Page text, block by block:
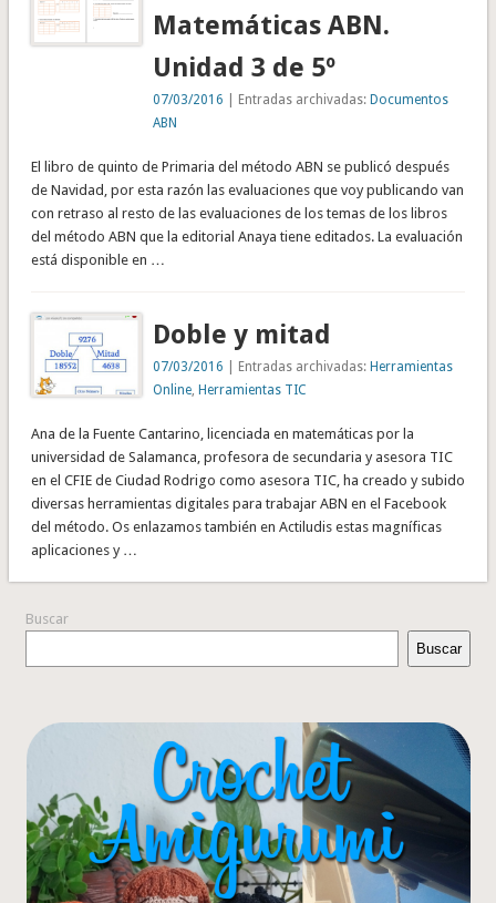
Matemáticas ABN.
Unidad 3 de 5º
07/03/2016 | Entradas archivadas:Documentos
ABN
El libro de quinto de Primaria del método ABN se publicó después
de Navidad, por esta razón las evaluaciones que voy publicando van
con retraso al resto de las evaluaciones de los temas de los libros
del método ABN que la editorial Anaya tiene editados. La evaluación
está disponible en …
Doble y mitad
07/03/2016 | Entradas archivadas:Herramientas
Online ,Herramientas TIC
Ana de la Fuente Cantarino, licenciada en matemáticas por la
universidad de Salamanca, profesora de secundaria y asesora TIC
en el CFIE de Ciudad Rodrigo como asesora TIC, ha creado y subido
diversas herramientas digitales para trabajar ABN en el Facebook
del método. Os enlazamos también en Actiludis estas magníficas
aplicaciones y …
Buscar
Buscar